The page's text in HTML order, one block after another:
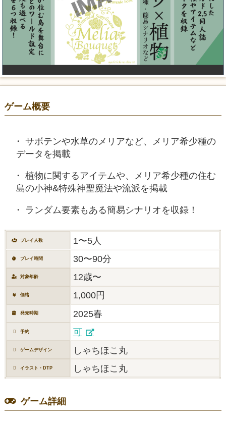
ゲーム概要
サボテンや水草のメリアなど、メリア希少種の
データを掲載
植物に関するアイテムや、メリア希少種の住む
島の小神&特殊神聖魔法や流派を掲載
ランダム要素もある簡易シナリオを収録！
プレイ人数 1〜5人
プレイ時間 30〜90分
対象年齢 12歳〜
価格 1,000円
発売時期 2025春
予約 可
ゲームデザイン しゃちほこ丸
イラスト・DTP しゃちほこ丸
ゲーム詳細